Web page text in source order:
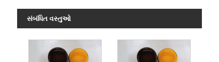
સંબંધિત વસ્તુઓ